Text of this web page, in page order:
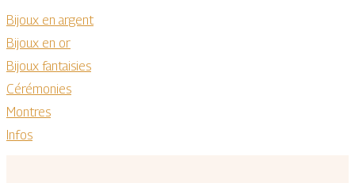
Bijoux en argent
Bijoux en or
Bijoux fantaisies
Cérémonies
Montres
Infos